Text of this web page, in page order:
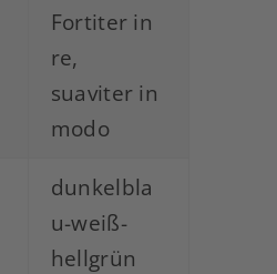
Fortiter in
re,
suaviter in
modo
dunkelbla
u-weiß-
hellgrün